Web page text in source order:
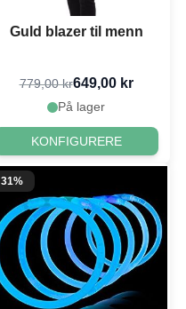
Guld blazer til menn
779,00 kr649,00 kr
På lager
KONFIGURERE
31%